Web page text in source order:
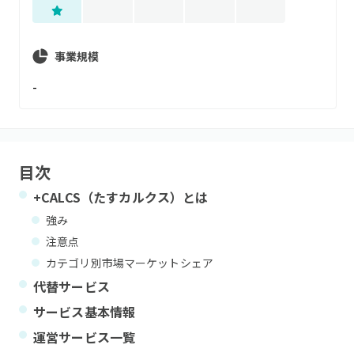
事業規模
-
目次
+CALCS（たすカルクス） とは
強み
注意点
カテゴリ別市場マーケットシェア
代替サービス
サービス基本情報
運営サービス一覧